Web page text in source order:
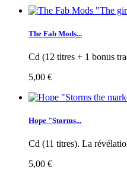
The Fab Mods...
Cd (12 titres + 1 bonus
5,00 €
Hope "Storms...
Cd (11 titres). La
5,00 €